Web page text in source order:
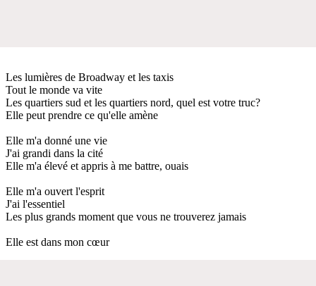
Les lumières de Broadway et les taxis
Tout le monde va vite
Les quartiers sud et les quartiers nord, quel est votre truc?
Elle peut prendre ce qu'elle amène
Elle m'a donné une vie
J'ai grandi dans la cité
Elle m'a élevé et appris à me battre, ouais
Elle m'a ouvert l'esprit
J'ai l'essentiel
Les plus grands moment que vous ne trouverez jamais
Elle est dans mon cœur